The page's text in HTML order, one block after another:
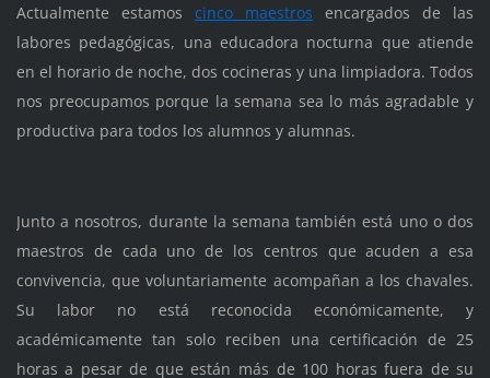
Actualmente estamos cinco maestros encargados de las
labores pedagógicas, una educadora nocturna que atiende
en el horario de noche, dos cocineras y una limpiadora. Todos
nos preocupamos porque la semana sea lo más agradable y
productiva para todos los alumnos y alumnas.
Junto a nosotros, durante la semana también está uno o dos
maestros de cada uno de los centros que acuden a esa
convivencia, que voluntariamente acompañan a los chavales.
Su labor no está reconocida económicamente, y
académicamente tan solo reciben una certificación de 25
horas a pesar de que están más de 100 horas fuera de su